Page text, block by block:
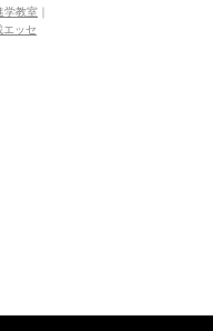
学教室
エッセ